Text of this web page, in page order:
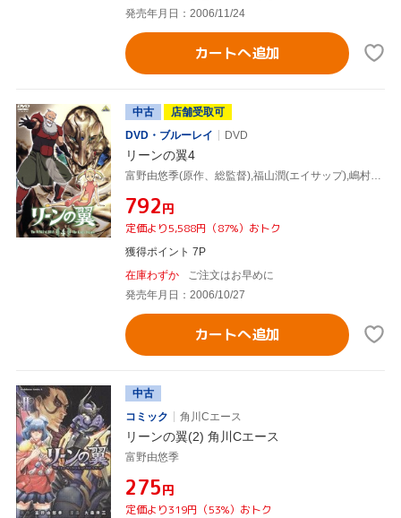
発売年月日：2006/11/24
カートへ追加
中古
店舗受取可
DVD・ブルーレイ
DVD
リーンの翼4
富野由悠季(原作、総監督),福山潤(エイサップ),嶋村侑(リュクス)
¥792円
定価より5,588円（87%）おトク
獲得ポイント 7P
在庫わずか
ご注文はお早めに
発売年月日：2006/10/27
カートへ追加
中古
コミック
角川Cエース
リーンの翼(2) 角川Cエース
富野由悠季
¥275円
定価より319円（53%）おトク